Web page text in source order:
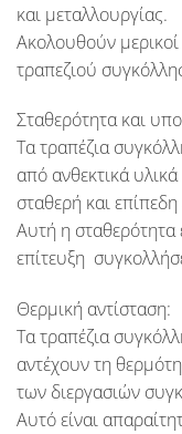
και μεταλλουργίας.
Ακολουθούν
τραπεζιού
Σταθερότητα και
Τα τραπέζια
από ανθεκτικά
σταθερή και
Αυτή η σταθερότητα
επίτευξη
Θερμική αντίσταση:
Τα τραπέζια
αντέχουν τη
των διεργασιών
Αυτό είναι